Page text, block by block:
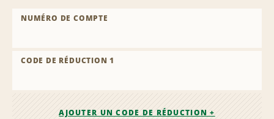
NUMÉRO DE COMPTE
CODE DE RÉDUCTION 1
AJOUTER UN CODE DE RÉDUCTION +